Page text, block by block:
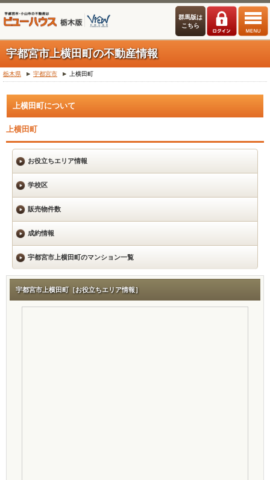
群馬版は
こちら
宇都宮市上横田町の不動産情報
栃木県 宇都宮市 上横田町
上横田町について
上横田町
お役立ちエリア情報
学校区
販売物件数
成約情報
宇都宮市上横田町のマンション一覧
宇都宮市上横田町［お役立ちエリア情報］